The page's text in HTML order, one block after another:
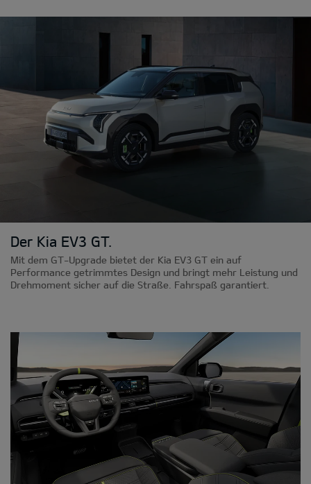
Der Kia EV3 GT.
Mit dem GT-Upgrade bietet der Kia EV3 GT ein auf
Performance getrimmtes Design und bringt mehr Leistung und
Drehmoment sicher auf die Straße. Fahrspaß garantiert.